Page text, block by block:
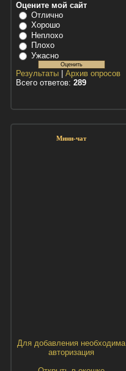
Оцените мой сайт
Отлично
Хорошо
Неплохо
Плохо
Ужасно
Результаты| Архив опросов
Всего ответов: 289
Мини-чат
Для добавления необходима
авторизация